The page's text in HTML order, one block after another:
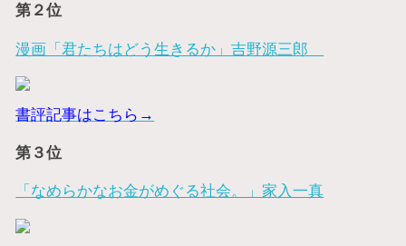
第２位
漫画「君たちはどう生きるか」吉野源三郎
書評記事はこちら→
第３位
「なめらかなお金がめぐる社会。」家入一真